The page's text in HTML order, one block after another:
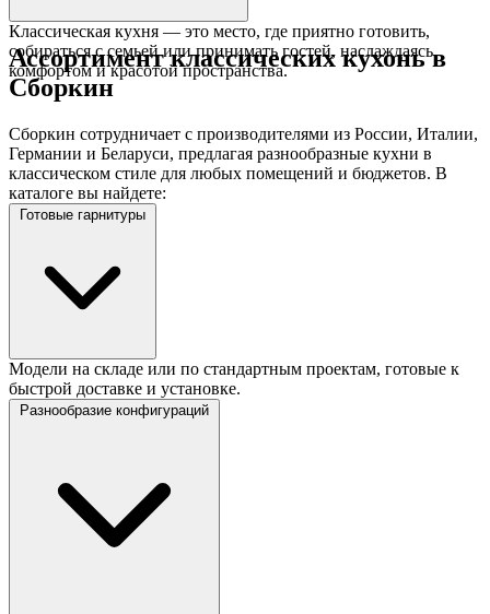
Классическая кухня — это место, где приятно готовить,
собираться с семьей или принимать гостей, наслаждаясь
комфортом и красотой пространства.
Ассортимент классических кухонь в
Сборкин
Сборкин сотрудничает с производителями из России, Италии,
Германии и Беларуси, предлагая разнообразные кухни в
классическом стиле для любых помещений и бюджетов. В
каталоге вы найдете:
Готовые гарнитуры
Модели на складе или по стандартным проектам, готовые к
быстрой доставке и установке.
Разнообразие конфигураций